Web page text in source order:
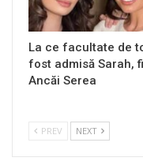
La ce facultate de
fost admisă Sarah,
Ancăi Serea
PREV NEXT